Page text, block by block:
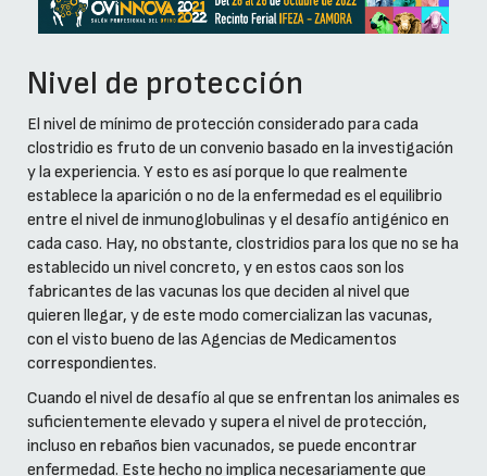
Nivel de protección
El nivel de mínimo de protección considerado para cada
clostridio es fruto de un convenio basado en la investigación
y la experiencia. Y esto es así porque lo que realmente
establece la aparición o no de la enfermedad es el equilibrio
entre el nivel de inmunoglobulinas y el desafío antigénico en
cada caso. Hay, no obstante, clostridios para los que no se ha
establecido un nivel concreto, y en estos caos son los
fabricantes de las vacunas los que deciden al nivel que
quieren llegar, y de este modo comercializan las vacunas,
con el visto bueno de las Agencias de Medicamentos
correspondientes.
Cuando el nivel de desafío al que se enfrentan los animales es
suficientemente elevado y supera el nivel de protección,
incluso en rebaños bien vacunados, se puede encontrar
enfermedad. Este hecho no implica necesariamente que